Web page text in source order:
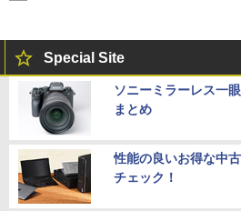
Special Site
ソニーミラーレス一
まとめ
性能の良いお得な中
チェック！